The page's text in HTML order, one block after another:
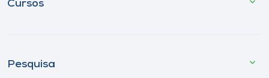
Cursos
Pesquisa